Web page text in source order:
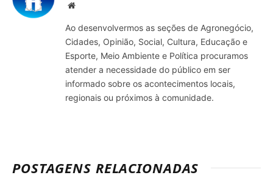
Site
Ao desenvolvermos as seções de Agronegócio,
Cidades, Opinião, Social, Cultura, Educação e
Esporte, Meio Ambiente e Política procuramos
atender a necessidade do público em ser
informado sobre os acontecimentos locais,
regionais ou próximos à comunidade.
POSTAGENS RELACIONADAS